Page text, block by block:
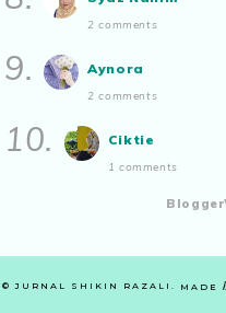
2 comments
9. Aynora
2 comments
10. Ciktie
1 comments
©JURNAL SHIKIN RAZALI . MADE